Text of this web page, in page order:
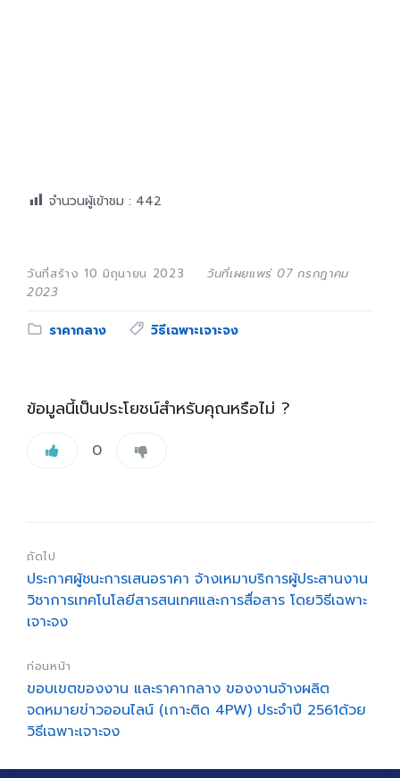
จำนวนผู้เข้าชม : 442
วันที่สร้าง 10 มิถุนายน 2023
วันที่เผยแพร่ 07 กรกฎาคม
2023
Category:
ราคากลาง Tags:
วิธีเฉพาะเจาะจง
ข้อมูลนี้เป็นประโยชน์สำหรับคุณหรือไม่ ?
0
ถัดไป
ประกาศผู้ชนะการเสนอราคา จ้างเหมาบริการผู้ประสานงาน
วิชาการเทคโนโลยีสารสนเทศและการสื่อสาร โดยวิธีเฉพาะ
เจาะจง
ก่อนหน้า
ขอบเขตของงาน และราคากลาง ของงานจ้างผลิต
จดหมายข่าวออนไลน์ (เกาะติด 4PW) ประจำปี 2561ด้วย
วิธีเฉพาะเจาะจง